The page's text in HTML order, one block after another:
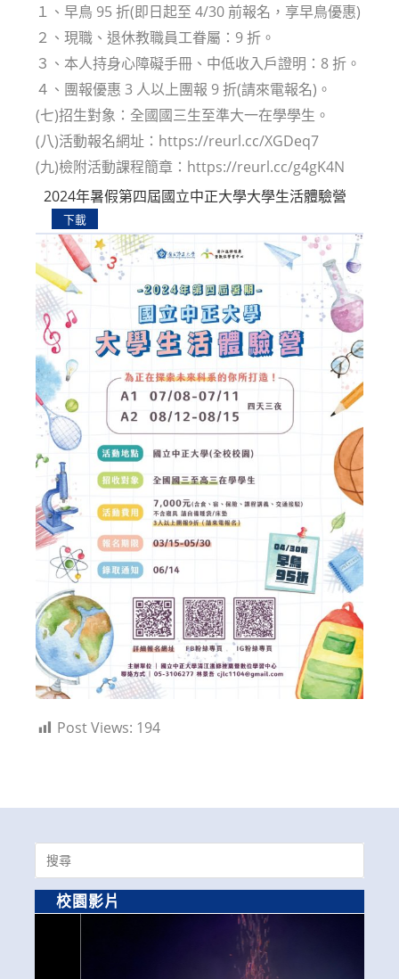
１、早鳥 95 折(即日起至 4/30 前報名，享早鳥優惠)
２、現職、退休教職員工眷屬：9 折。
３、本人持身心障礙手冊、中低收入戶證明：8 折。
４、團報優惠 3 人以上團報 9 折(請來電報名)。
(七)招生對象：全國國三生至準大一在學學生。
(八)活動報名網址：https://reurl.cc/XGDeq7
(九)檢附活動課程簡章：https://reurl.cc/g4gK4N
2024年暑假第四屆國立中正大學大學生活體驗營
下載
Post Views: 194
Search
for:
校園影片